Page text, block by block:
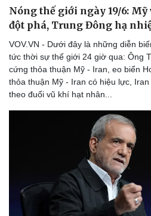
Nóng thế giới ngày 19/6:
đột phá, Trung Đông hạ
VOV.VN - Dưới đây là những diễn
tức thời sự thế giới 24 giờ qua: Ông
cứng thỏa thuận Mỹ - Iran, eo biển
thỏa thuận Mỹ - Iran có hiệu lực,
theo đuổi vũ khí hạt nhân...